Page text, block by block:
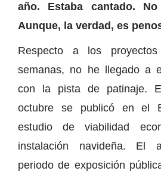
año. Estaba cantado.
Aunque, la verdad, es
Respecto a los
semanas, no he llegado a
con la pista de patinaje.
octubre se publicó en el
estudio de viabilidad
instalación navideña. El
periodo de exposición